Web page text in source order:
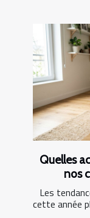
Quelles
nos
Les
cette année